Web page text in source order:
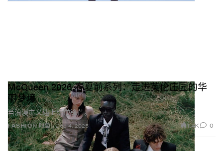
FASHION 时装
McQueen 2026 春夏前系列：走进英伦庄园的华
丽梦境
当浪漫主义遇上叛逆锋芒。
Dec 4, 2025 1.4K 0